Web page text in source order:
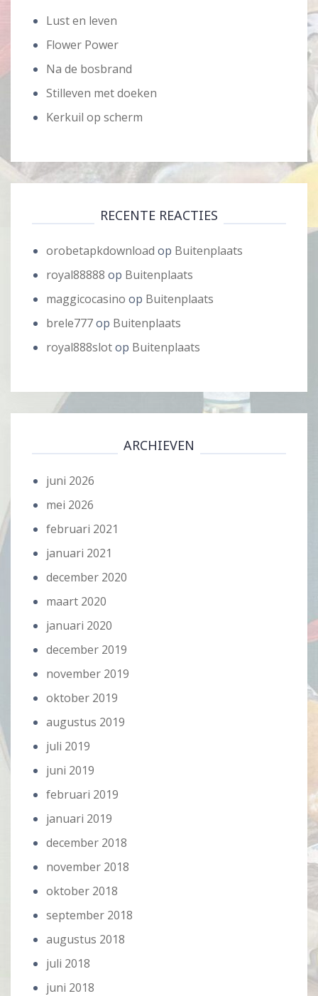
Lust en leven
Flower Power
Na de bosbrand
Stilleven met doeken
Kerkuil op scherm
RECENTE REACTIES
orobetapkdownload op Buitenplaats
royal88888 op Buitenplaats
maggicocasino op Buitenplaats
brele777op Buitenplaats
royal888slotop Buitenplaats
ARCHIEVEN
juni 2026
mei 2026
februari 2021
januari 2021
december 2020
maart 2020
januari 2020
december 2019
november 2019
oktober 2019
augustus 2019
juli 2019
juni 2019
februari 2019
januari 2019
december 2018
november 2018
oktober 2018
september 2018
augustus 2018
juli 2018
juni 2018